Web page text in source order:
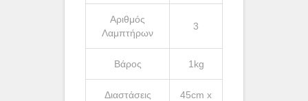
Αριθμός
Λαμπτήρων
3
Βάρος 1kg
Διαστάσεις
45cm x